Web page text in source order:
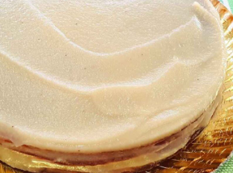
Adicionar
aos
favoritos